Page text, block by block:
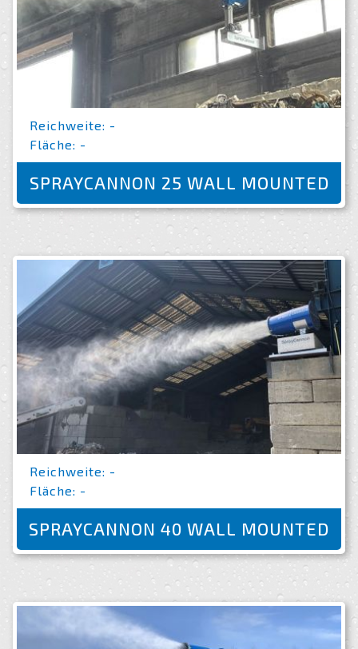
Reichweite: -
Fläche: -
SPRAYCANNON 25 WALL MOUNTED
Reichweite: -
Fläche: -
SPRAYCANNON 40 WALL MOUNTED